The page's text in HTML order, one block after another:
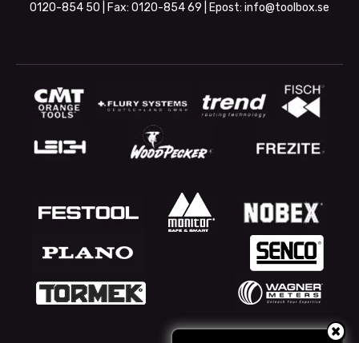
0120-854 50 | Fax: 0120-854 69 | Epost: info@toolbox.se